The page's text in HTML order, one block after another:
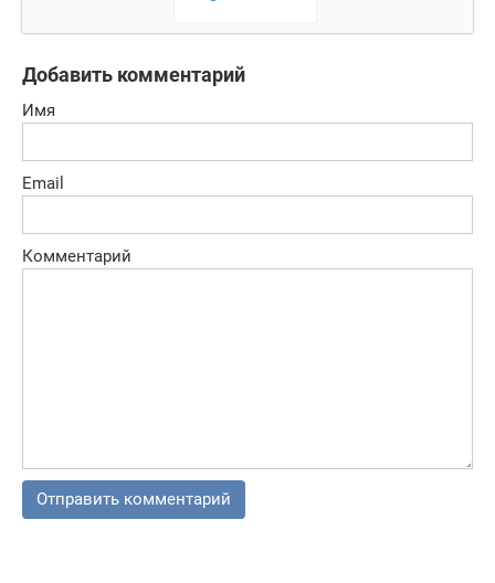
футбол
Добавить комментарий
Имя
Email
Комментарий